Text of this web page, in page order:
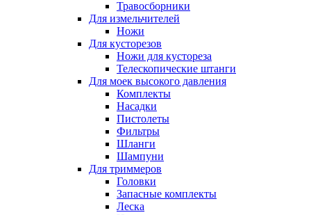
Травосборники
Для измельчителей
Ножи
Для кусторезов
Ножи для кустореза
Телескопические штанги
Для моек высокого давления
Комплекты
Насадки
Пистолеты
Фильтры
Шланги
Шампуни
Для триммеров
Головки
Запасные комплекты
Леска